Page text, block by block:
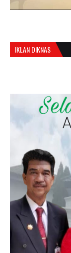
IKLAN DIKNAS